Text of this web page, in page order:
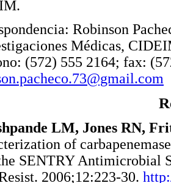
Robinson
Médicas,
(572) 555 2164; fax:
LM, Jones RN,
of
SENTRY Antimicrobial
2006;12:223-30.